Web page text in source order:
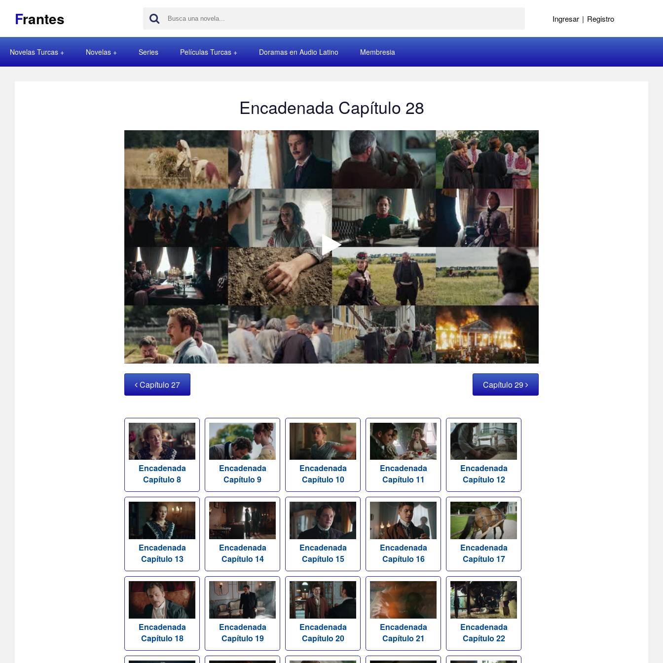
Frantes Ingresar | Registro
Novelas Turcas Novelas Series Películas Turcas Doramas en Audio Latino Membresia
Encadenada Capítulo 28
Capítulo 27 Capítulo 29
Encadenada
Capítulo 8
Encadenada
Capítulo 9
Encadenada
Capítulo 10
Encadenada
Capítulo 11
Encadenada
Capítulo 12
Encadenada
Capítulo 13
Encadenada
Capítulo 14
Encadenada
Capítulo 15
Encadenada
Capítulo 16
Encadenada
Capítulo 17
Encadenada
Capítulo 18
Encadenada
Capítulo 19
Encadenada
Capítulo 20
Encadenada
Capítulo 21
Encadenada
Capítulo 22